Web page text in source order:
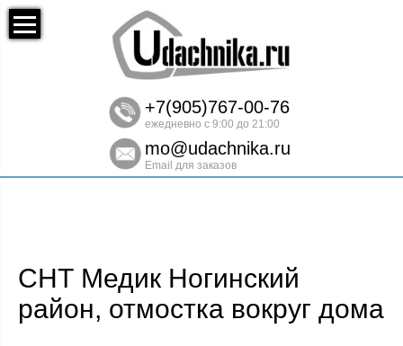
+7(905)767-00-76
ежедневно с 9:00 до 21:00
mo@udachnika.ru
Email для заказов
СНТ Медик Ногинский
район, отмостка вокруг дома